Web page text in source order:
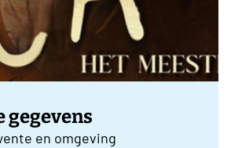
gegevens
en omgeving